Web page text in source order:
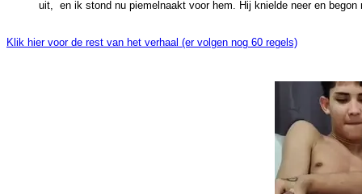
Klik hier voor de rest van het verhaal (er volgen nog 60 regels)